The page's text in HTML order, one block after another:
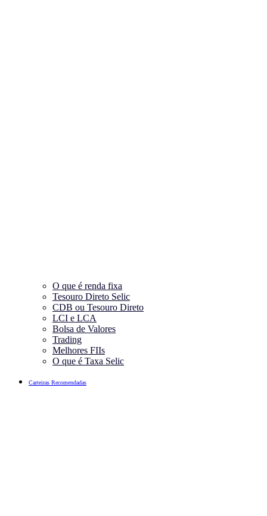
O que é renda fixa
Tesouro Direto Selic
CDB ou Tesouro Direto
LCI e LCA
Bolsa de Valores
Trading
Melhores FIIs
O que é Taxa Selic
Carteiras Recomendadas